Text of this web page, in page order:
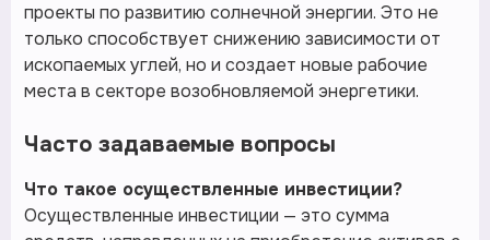
проекты по развитию солнечной энергии. Это не
только способствует снижению зависимости от
ископаемых углей, но и создает новые рабочие
места в секторе возобновляемой энергетики.
Часто задаваемые вопросы
Что такое осуществленные инвестиции?
Осуществленные инвестиции — это сумма